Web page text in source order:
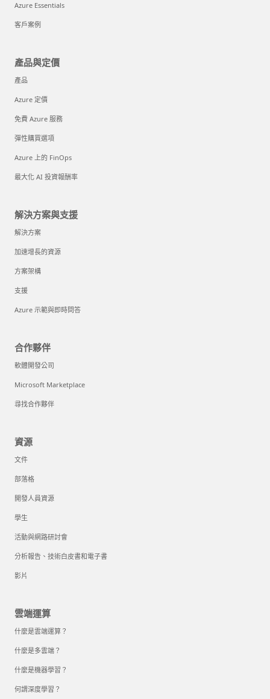
Azure Essentials
客戶案例
產品與定價
產品
Azure 定價
免費 Azure 服務
彈性購買選項
Azure 上的 FinOps
最大化 AI 投資報酬率
解決方案與支援
解決方案
加速增長的資源
方案架構
支援
Azure 示範與即時問答
合作夥伴
軟體開發公司
Microsoft Marketplace
尋找合作夥伴
資源
文件
部落格
開發人員資源
學生
活動與網路研討會
分析報告、技術白皮書和電子書
影片
雲端運算
什麼是雲端運算？
什麼是多雲端？
什麼是機器學習？
何謂深度學習？